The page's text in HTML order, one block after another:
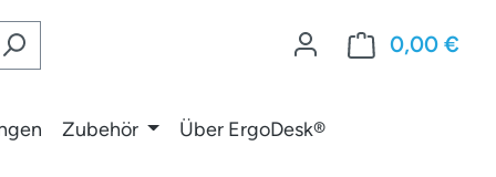
0,00 €
Zubehör Über ErgoDesk®